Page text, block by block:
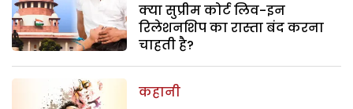
क्या सुप्रीम कोर्ट लिव-इन
रिलेशनशिप का रास्ता बंद करना
चाहती है?
कहानी